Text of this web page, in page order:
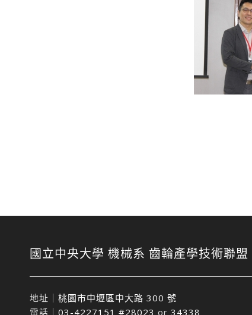
國立中央大學 機械系 齒輪產學技術聯盟
地址｜ 桃園市中壢區中大路 300 號
電話｜ 03-4227151 #28023 or 34338